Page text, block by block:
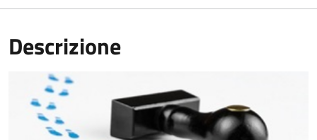
Descrizione